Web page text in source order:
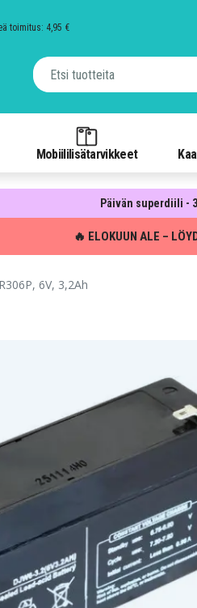
toimitus: 4,95 €
Mobiililisätarvikkeet
Päivän superdiili -
🔥 ELOKUUN ALE –
6V, 3,2Ah